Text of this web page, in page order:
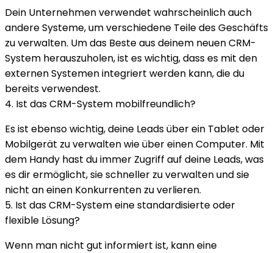
Dein Unternehmen verwendet wahrscheinlich auch
andere Systeme, um verschiedene Teile des Geschäfts
zu verwalten. Um das Beste aus deinem neuen CRM-
System herauszuholen, ist es wichtig, dass es mit den
externen Systemen integriert werden kann, die du
bereits verwendest.
4. Ist das CRM-System mobilfreundlich?
Es ist ebenso wichtig, deine Leads über ein Tablet oder
Mobilgerät zu verwalten wie über einen Computer. Mit
dem Handy hast du immer Zugriff auf deine Leads, was
es dir ermöglicht, sie schneller zu verwalten und sie
nicht an einen Konkurrenten zu verlieren.
5. Ist das CRM-System eine standardisierte oder
flexible Lösung?
Wenn man nicht gut informiert ist, kann eine